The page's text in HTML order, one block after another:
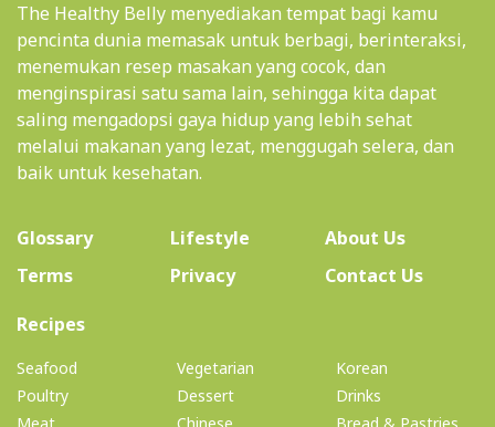
The Healthy Belly menyediakan tempat bagi kamu
pencinta dunia memasak untuk berbagi, berinteraksi,
menemukan resep masakan yang cocok, dan
menginspirasi satu sama lain, sehingga kita dapat
saling mengadopsi gaya hidup yang lebih sehat
melalui makanan yang lezat, menggugah selera, dan
baik untuk kesehatan.
Glossary Lifestyle About Us(current)
Terms
Privacy
Contact Us
Recipes(current)
Seafood
Poultry
Vegetarian
Dessert
Korean
Drinks